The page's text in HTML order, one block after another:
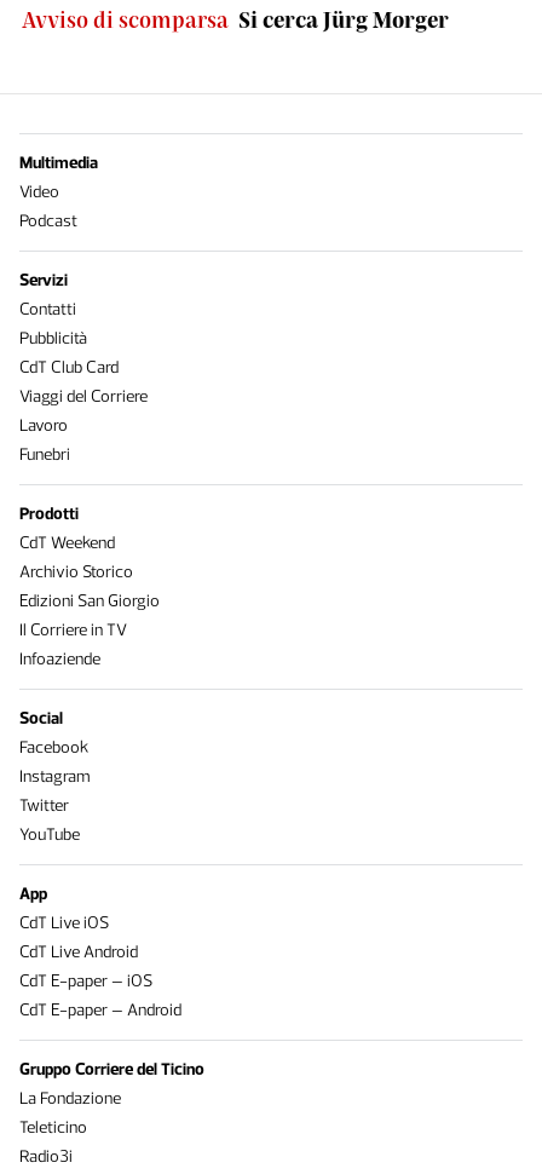
Avviso di scomparsa Si cerca Jürg Morger
Multimedia
Video
Podcast
Servizi
Contatti
Pubblicità
CdT Club Card
Viaggi del Corriere
Lavoro
Funebri
Prodotti
CdT Weekend
Archivio Storico
Edizioni San Giorgio
Il Corriere in TV
Infoaziende
Social
Facebook
Instagram
Twitter
YouTube
App
CdT Live iOS
CdT Live Android
CdT E-paper – iOS
CdT E-paper – Android
Gruppo Corriere del Ticino
La Fondazione
Teleticino
Radio3i